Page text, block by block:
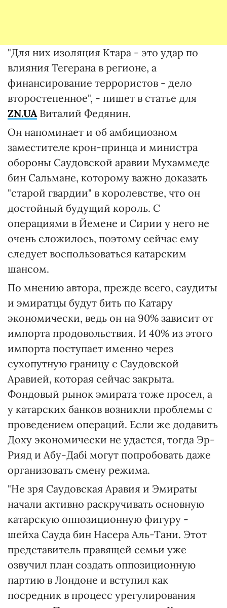
"Для них изоляция Ктара - это удар по
влияния Тегерана в регионе, а
финансирование террористов - дело
второстепенное", - пишет в статье для
ZN.UA Виталий Федянин.
Он напоминает и об амбициозном
заместителе крон-принца и министра
обороны Саудовской аравии Мухаммеде
бин Сальмане, которому важно доказать
"старой гвардии" в королевстве, что он
достойный будущий король. С
операциями в Йемене и Сирии у него не
очень сложилось, поэтому сейчас ему
следует воспользоваться катарским
шансом.
По мнению автора, прежде всего, саудиты
и эмиратцы будут бить по Катару
экономически, ведь он на 90% зависит от
импорта продовольствия. И 40% из этого
импорта поступает именно через
сухопутную границу с Саудовской
Аравией, которая сейчас закрыта.
Фондовый рынок эмирата тоже просел, а
у катарских банков возникли проблемы с
проведением операций. Если же додавить
Доху экономически не удастся, тогда Эр-
Рияд и Абу-Дабі могут попробовать даже
организовать смену режима.
"Не зря Саудовская Аравия и Эмираты
начали активно раскручивать основную
катарскую оппозиционную фигуру -
шейха Сауда бин Насера Аль-Тани. Этот
представитель правящей семьи уже
озвучил план создать оппозиционную
партию в Лондоне и вступил как
посредник в процесс урегулирования